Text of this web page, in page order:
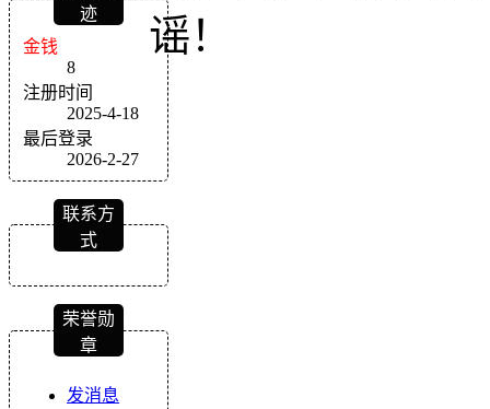
迹
金钱
8
注册时间
2025-4-18
最后登录
2026-2-27
联系方
式
荣誉勋
章
发消息
谣！